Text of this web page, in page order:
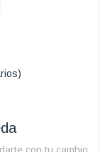
con tu cambio